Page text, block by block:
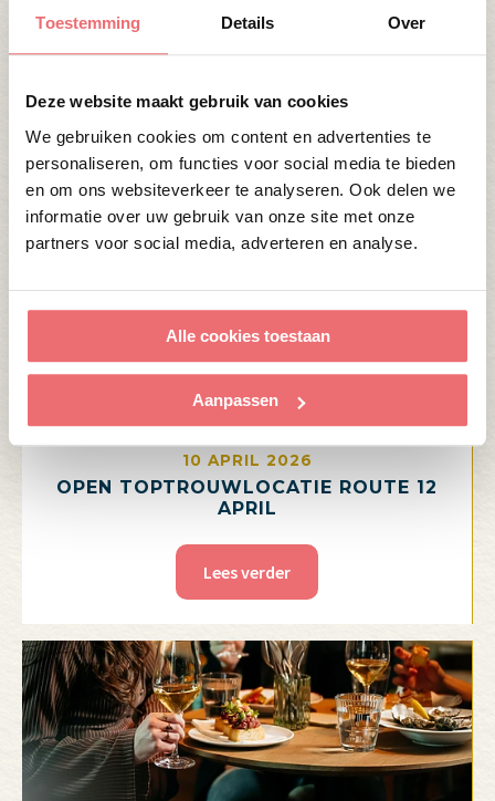
Toestemming Details Over
Deze website maakt gebruik van cookies
We gebruiken cookies om content en advertenties te
personaliseren, om functies voor social media te bieden
en om ons websiteverkeer te analyseren. Ook delen we
informatie over uw gebruik van onze site met onze
partners voor social media, adverteren en analyse.
Alle cookies toestaan
Aanpassen
TERUG!
Lees verder
10 APRIL 2026
OPEN TOPTROUWLOCATIE ROUTE 12
APRIL
Lees verder